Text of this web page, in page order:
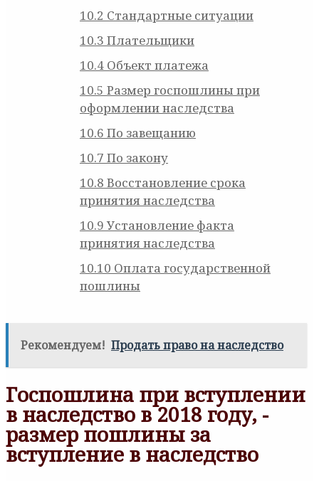
10.2 Стандартные ситуации
10.3 Плательщики
10.4 Объект платежа
10.5 Размер госпошлины при
оформлении наследства
10.6 По завещанию
10.7 По закону
10.8 Восстановление срока
принятия наследства
10.9 Установление факта
принятия наследства
10.10 Оплата государственной
пошлины
Рекомендуем! Продать право на наследство
Госпошлина при вступлении
в наследство в 2018 году, ­
размер пошлины за
вступление в наследство